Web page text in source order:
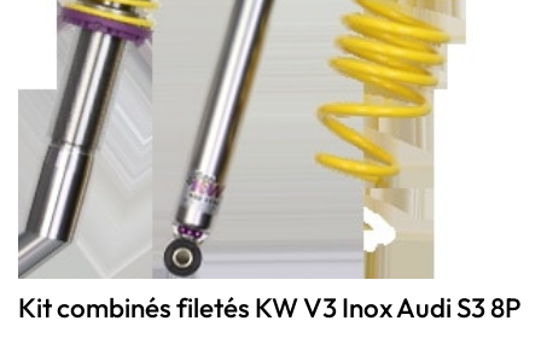
Kit combinés filetés KW V3 Inox Audi S3 8P